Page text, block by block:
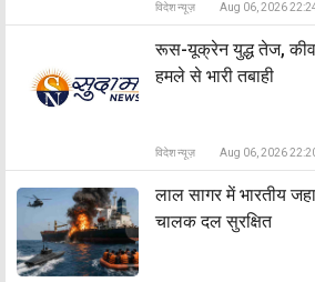
विदेश न्यूज़ Aug 06, 2026
रूस-यूक्रेन युद्ध तेज,
हमले से भारी तबाही
विदेश न्यूज़ Aug 06, 2026
लाल सागर में भारतीय
चालक दल सुरक्षित